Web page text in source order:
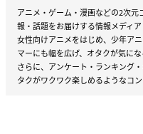
アニメ・ゲーム・漫画などの2次
報・話題をお届けする情報メディア
女性向けアニメをはじめ、少年ア
マーにも幅を広げ、オタクが気に
さらに、アンケート・ランキング
タクがワクワク楽しめるようなコ